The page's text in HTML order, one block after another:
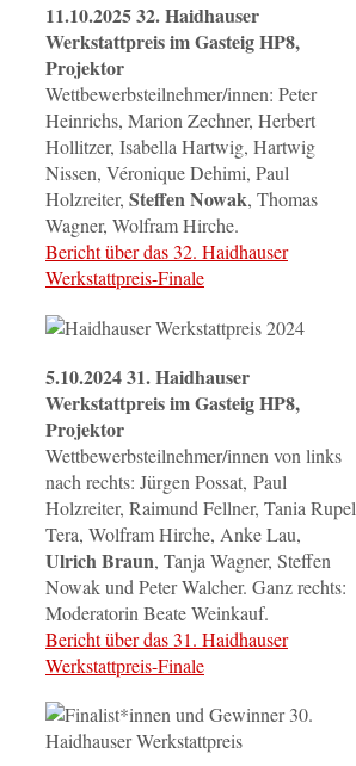
11.10.2025 32. Haidhauser
Werkstattpreis im Gasteig HP8,
Projektor
Wettbewerbsteilnehmer/innen: Peter
Heinrichs, Marion Zechner, Herbert
Hollitzer, Isabella Hartwig, Hartwig
Nissen, Véronique Dehimi, Paul
Holzreiter, Steffen Nowak, Thomas
Wagner, Wolfram Hirche.
Bericht über das 32. Haidhauser
Werkstattpreis-Finale
5.10.2024 31. Haidhauser
Werkstattpreis im Gasteig HP8,
Projektor
Wettbewerbsteilnehmer/innen von links
nach rechts: Jürgen Possat, Paul
Holzreiter, Raimund Fellner, Tania Rupel
Tera, Wolfram Hirche, Anke Lau,
Ulrich Braun, Tanja Wagner, Steffen
Nowak und Peter Walcher. Ganz rechts:
Moderatorin Beate Weinkauf.
Bericht über das 31. Haidhauser
Werkstattpreis-Finale